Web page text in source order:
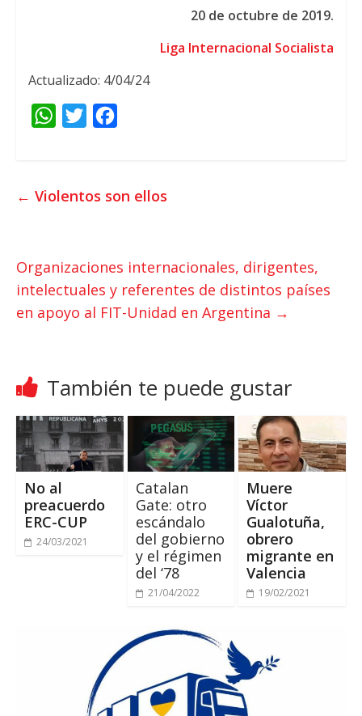
20 de octubre de 2019.
Liga Internacional Socialista
Actualizado: 4/04/24
W
t
p
p
r
o
k
← Violentos son ellos
Organizaciones internacionales, dirigentes,
intelectuales y referentes de distintos países
en apoyo al FIT-Unidad en Argentina →
También te puede gustar
No al
preacuerdo
ERC-CUP
24/03/2021
Catalan
Gate: otro
escándalo
del gobierno
y el régimen
del ‘78
21/04/2022
Muere
Víctor
Gualotuña,
obrero
migrante en
Valencia
19/02/2021